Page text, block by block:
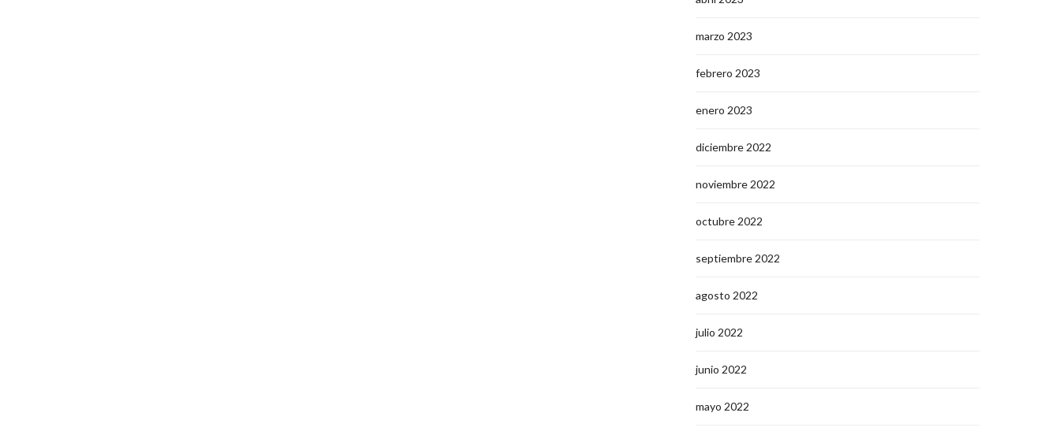
marzo 2023
febrero 2023
enero 2023
diciembre 2022
noviembre 2022
octubre 2022
septiembre 2022
agosto 2022
julio 2022
junio 2022
mayo 2022